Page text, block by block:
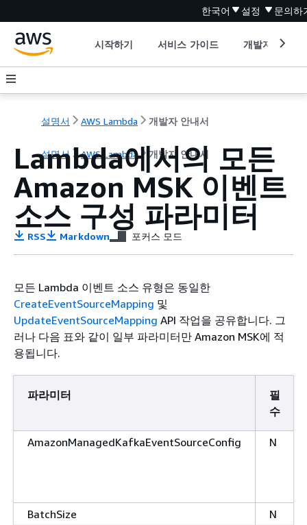
한국어 설정 문의하
시작하기 서비스 가이드 개발자 도구
설명서 AWS Lambda 개발자 안내서
설명서 AWS Lambda 개발자 안내서
Lambda에서의 모든
Amazon MSK 이벤트
소스 구성 파라미터
RSS Markdown 포커스 모드
모든 Lambda 이벤트 소스 유형은 동일한
CreateEventSourceMapping 및
UpdateEventSourceMapping API 작업을 공유합니다. 그
러나 다음 표와 같이 일부 파라미터만 Amazon MSK에 적
용됩니다.
파라미터
필
수
AmazonManagedKafkaEventSourceConfig N
BatchSize
N